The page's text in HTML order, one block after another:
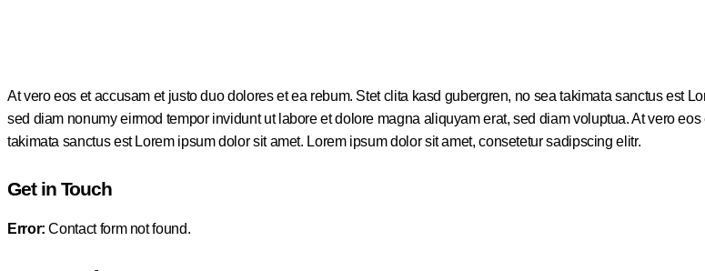
At vero eos et accusam et justo duo dolores et ea rebum. Stet clita kasd gubergren, no sea takimata sanctus est
sed diam nonumy eirmod tempor invidunt ut labore et dolore magna aliquyam erat, sed diam voluptua. At vero
takimata sanctus est Lorem ipsum dolor sit amet. Lorem ipsum dolor sit amet, consetetur sadipscing elitr.
Get in Touch
Error: Contact form not found.